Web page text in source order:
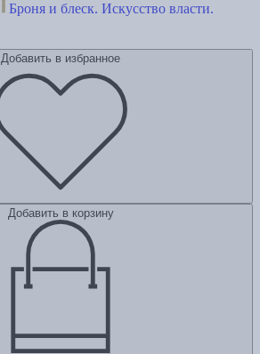
Броня и блеск. Искусство власти.
Добавить в избранное
Добавить в корзину